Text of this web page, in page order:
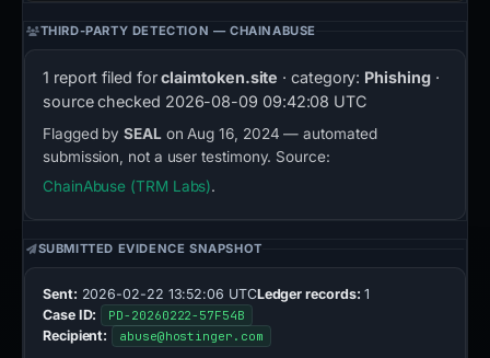
THIRD-PARTY DETECTION — CHAINABUSE
1 report filed forclaimtoken.site · category: Phishing·
source checked 2026-08-09 09:42:08 UTC
Flagged bySEAL on Aug 16, 2024 — automated
submission, not a user testimony. Source:
ChainAbuse (TRM Labs).
SUBMITTED EVIDENCE SNAPSHOT
Sent: 2026-02-22 13:52:06 UTCLedger records: 1
Case ID:
PD-20260222-57F54B
Recipient: abuse@hostinger.com